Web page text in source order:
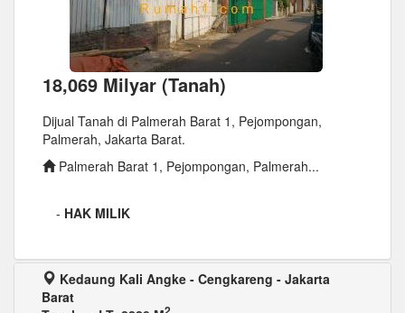
18,069 Milyar (Tanah)
Dijual Tanah di Palmerah Barat 1, Pejompongan,
Palmerah, Jakarta Barat.
Palmerah Barat 1, Pejompongan, Palmerah...
- HAK MILIK
Kedaung Kali Angke - Cengkareng - Jakarta
Barat